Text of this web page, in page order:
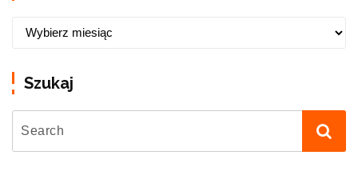
Szukaj